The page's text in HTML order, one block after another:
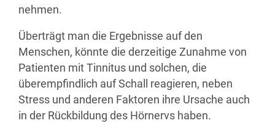
nehmen.
Überträgt man die Ergebnisse auf den
Menschen, könnte die derzeitige Zunahme von
Patienten mit Tinnitus und solchen, die
überempfindlich auf Schall reagieren, neben
Stress und anderen Faktoren ihre Ursache auch
in der Rückbildung des Hörnervs haben.